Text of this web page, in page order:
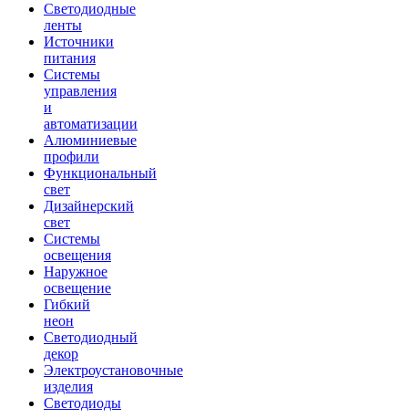
Светодиодные
ленты
Источники
питания
Системы
управления
и
автоматизации
Алюминиевые
профили
Функциональный
свет
Дизайнерский
свет
Системы
освещения
Наружное
освещение
Гибкий
неон
Светодиодный
декор
Электроустановочные
изделия
Светодиоды